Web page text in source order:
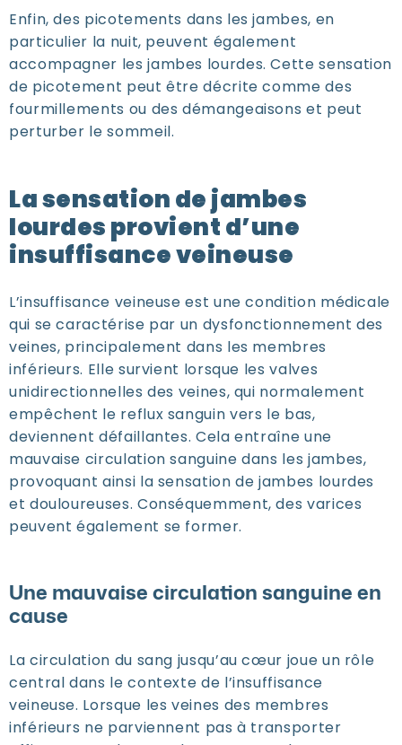
Enfin, des picotements dans les jambes, en
particulier la nuit, peuvent également
accompagner les jambes lourdes. Cette sensation
de picotement peut être décrite comme des
fourmillements ou des démangeaisons et peut
perturber le sommeil.
La sensation de jambes
lourdes provient d’une
insuffisance veineuse
L’insuffisance veineuse est une condition médicale
qui se caractérise par un dysfonctionnement des
veines, principalement dans les membres
inférieurs. Elle survient lorsque les valves
unidirectionnelles des veines, qui normalement
empêchent le reflux sanguin vers le bas,
deviennent défaillantes. Cela entraîne une
mauvaise circulation sanguine dans les jambes,
provoquant ainsi la sensation de jambes lourdes
et douloureuses. Conséquemment, des varices
peuvent également se former.
Une mauvaise circulation sanguine en
cause
La circulation du sang jusqu’au cœur joue un rôle
central dans le contexte de l’insuffisance
veineuse. Lorsque les veines des membres
inférieurs ne parviennent pas à transporter